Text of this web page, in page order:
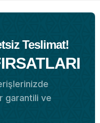
Teslimat!
garantili ve